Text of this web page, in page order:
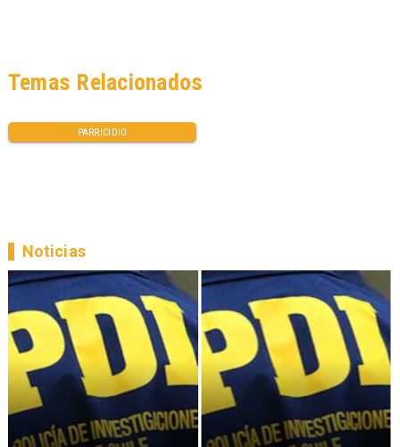
PARRICIDIO
Temas Relacionados
Noticias